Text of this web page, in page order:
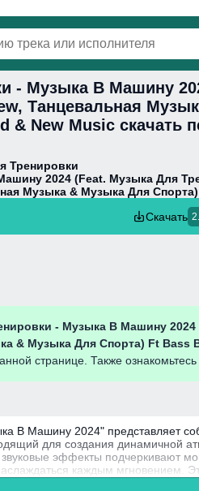
Поп Фонк
- Музыка В Машину
Танцевальная
& New Music скачать
Тренировки
2024 (Feat. Музыка Для
Музыка & Музыка Для
Скачать
- Музыка В Машину
& Музыка Для Спорта) Ft Bass
странице. Также
В Машину 2024" представляет
для создания динамичной
эффекты подчеркивают
каждым мгновением.
для активных занятий.